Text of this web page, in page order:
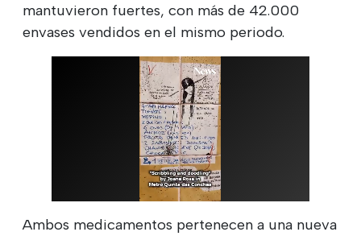
mantuvieron fuertes, con más de 42.000
envases vendidos en el mismo periodo.
Ambos medicamentos pertenecen a una nueva